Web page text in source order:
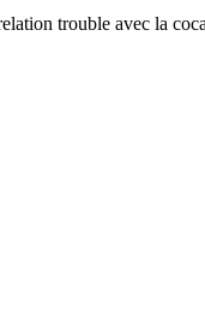
trouble avec la